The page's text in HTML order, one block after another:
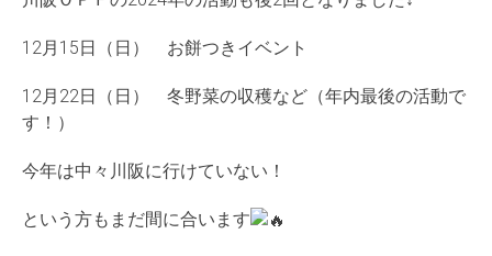
12月15日（日） お餅つきイベント
12月22日（日） 冬野菜の収穫など（年内最後の活動で
す！）
今年は中々川阪に行けていない！
という方もまだ間に合います